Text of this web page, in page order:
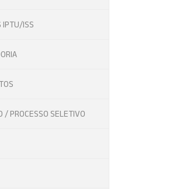
IPTU/ISS
/ PROCESSO SELETIVO